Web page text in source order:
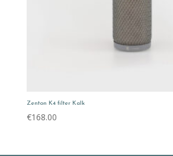
Zenton K4 filter Kalk
€168.00